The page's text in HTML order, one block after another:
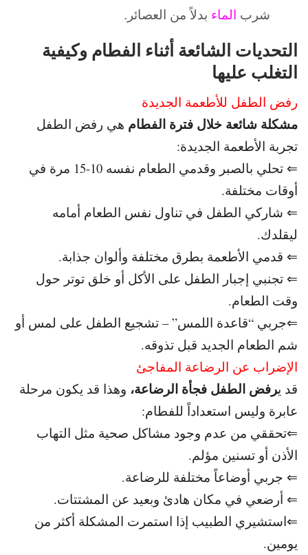
شرب الماء بدلاً من العصائر.
التحديات الشائعة أثناء الفطام وكيفية
التغلب عليها
رفض الطفل للأطعمة الجديدة
مشكلة شائعة خلال فترة الفطام هي رفض الطفل
تجربة الأطعمة الجديدة:
⇐ تحلي بالصبر وقدمي الطعام نفسه 10-15 مرة في
أوقات مختلفة.
⇐ شاركي الطفل في تناول نفس الطعام أمامه
ليقلدك.
⇐ قدمي الأطعمة بطرق مختلفة وألوان جذابة.
⇐ تجنبي إجبار الطفل على الأكل أو خلق توتر حول
وقت الطعام.
⇐جربي “قاعدة اللمس” – تشجيع الطفل على لمس أو
شم الطعام الجديد قبل تذوقه.
الإضراب عن الرضاعة المفاجئ
قد يرفض الطفل فجأة الرضاعة، وهذا قد يكون مرحلة
عابرة وليس استعداداً للفطام:
⇐تحققي من عدم وجود مشاكل صحية مثل التهاب
الأذن أو تسنين مؤلم.
⇐ جربي أوضاعاً مختلفة للرضاعة.
⇐ أرضعي في مكان هادئ وبعيد عن المشتتات.
⇐استشيري الطبيب إذا استمرت المشكلة أكثر من
يومين.